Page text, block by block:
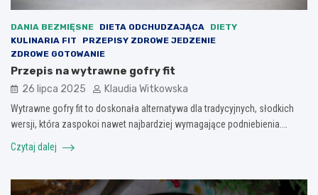
DANIA BEZMIĘSNE DIETA ODCHUDZAJĄCA
DIETY
KULINARIA FIT
PRZEPISY ZDROWE JEDZENIE
ZDROWE GOTOWANIE
Przepis na wytrawne gofry fit
26 lipca 2025 Klaudia Witkowska
Wytrawne gofry fit to doskonała alternatywa dla tradycyjnych, słodkich
wersji, która zaspokoi nawet najbardziej wymagające podniebienia.…
Czytaj dalej